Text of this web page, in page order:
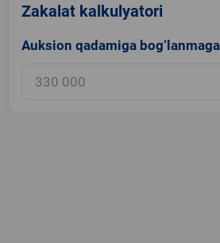
Zakalat kalkulyatori
Auksion qadamiga